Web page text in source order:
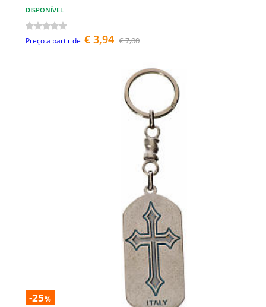
DISPONÍVEL
Preço a partir de € 3,94 € 7,00
-25%